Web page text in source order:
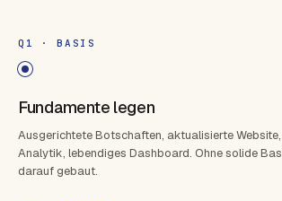
Q1 · BASIS
Fundamente legen
Ausgerichtete Botschaften, aktualisierte
Analytik, lebendiges Dashboard. Ohne solide
darauf gebaut.